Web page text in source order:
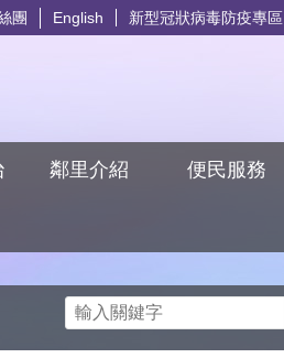
團 English 新型冠狀病毒防疫專區
鄰里介紹 便民服務
搜尋